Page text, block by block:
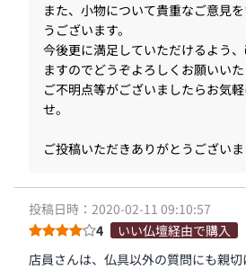
また、小物について貴重なご意見
うございます。
今後更に満足していただけるよう
ますのでどうぞよろしくお願いいた
ご不明点等がございましたらお気
せ。
ご投稿いただきありがとうございま
投稿日時：2020-02-11 09:10:57
4
いい仏壇経由で購入
店員さんは、仏具以外の質問にも親